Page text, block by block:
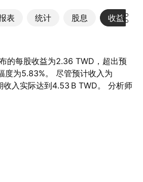
表 统计 股息 收益
的每股收益为2.36 TWD，超出预
度为5.83%。 尽管预计收入为‪
收入实际达到‪4.53 B‬ TWD。 分析师
为2.44 TWD，营收为‪5.05 B‬